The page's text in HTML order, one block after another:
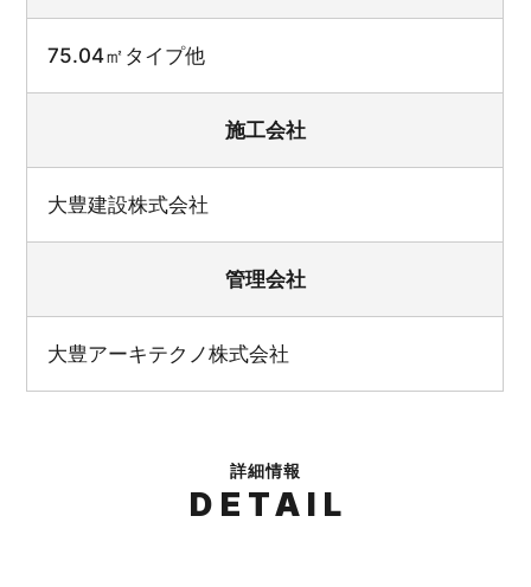
75.04㎡タイプ他
施工会社
大豊建設株式会社
管理会社
大豊アーキテクノ株式会社
詳細情報
DETAIL